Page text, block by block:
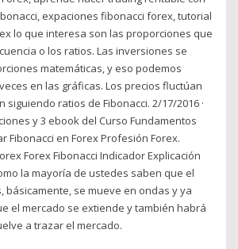
expaciones fibonacci forex, tutorial
lo que interesa son las proporciones que
o los ratios. Las inversiones se
matemáticas, y eso podemos
en las gráficas. Los precios fluctúan
siguiendo ratios de Fibonacci. 2/17/2016 ·
y 3 ebook del Curso Fundamentos
Fibonacci en Forex Profesión Forex.
Forex Fibonacci Indicador Explicación
la mayoría de ustedes saben que el
básicamente, se mueve en ondas y ya
el mercado se extiende y también habrá
a trazar el mercado.